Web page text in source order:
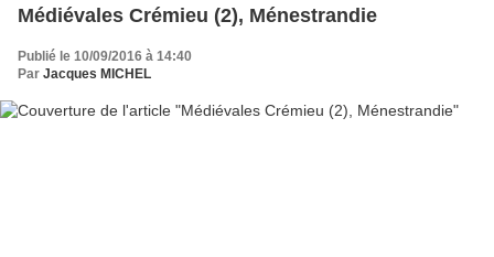
Médiévales Crémieu (2), Ménestrandie
Publié le 10/09/2016 à 14:40
Par Jacques MICHEL